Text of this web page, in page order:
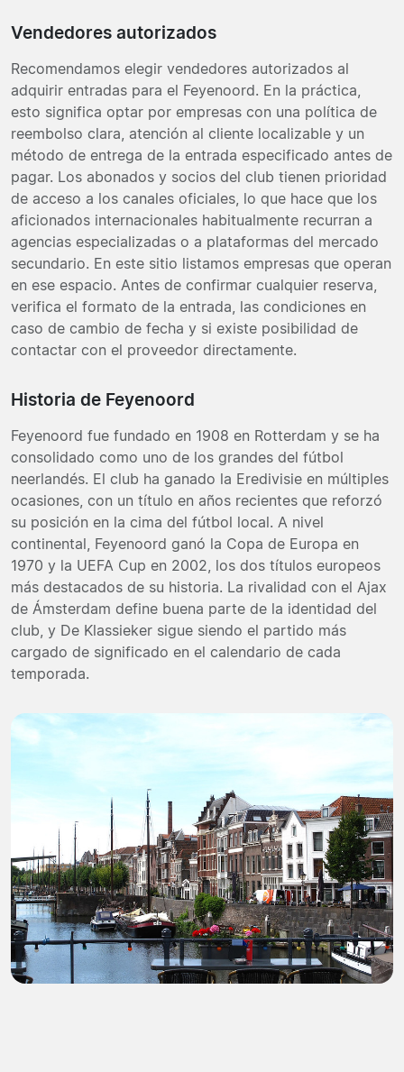
Vendedores autorizados
Recomendamos elegir vendedores autorizados al
adquirir entradas para el Feyenoord. En la práctica,
esto significa optar por empresas con una política de
reembolso clara, atención al cliente localizable y un
método de entrega de la entrada especificado antes de
pagar. Los abonados y socios del club tienen prioridad
de acceso a los canales oficiales, lo que hace que los
aficionados internacionales habitualmente recurran a
agencias especializadas o a plataformas del mercado
secundario. En este sitio listamos empresas que operan
en ese espacio. Antes de confirmar cualquier reserva,
verifica el formato de la entrada, las condiciones en
caso de cambio de fecha y si existe posibilidad de
contactar con el proveedor directamente.
Historia de Feyenoord
Feyenoord fue fundado en 1908 en Rotterdam y se ha
consolidado como uno de los grandes del fútbol
neerlandés. El club ha ganado la Eredivisie en múltiples
ocasiones, con un título en años recientes que reforzó
su posición en la cima del fútbol local. A nivel
continental, Feyenoord ganó la Copa de Europa en
1970 y la UEFA Cup en 2002, los dos títulos europeos
más destacados de su historia. La rivalidad con el Ajax
de Ámsterdam define buena parte de la identidad del
club, y De Klassieker sigue siendo el partido más
cargado de significado en el calendario de cada
temporada.